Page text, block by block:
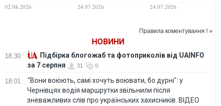
напрямків: є
02.08.2026
максимально
24.07.2026
на Україну -
24.07.2026
Правила коментування ! »
НОВИНИ
18:30
Підбірка блогожаб та фотоприколів від UAINFO
за 7 серпня
31 0
18:01
"Вони воюють, самі хочуть воювати, бо дурні": у
Чернівцях водія маршрутки звільнили після
зневажливих слів про українських захисників. ВІДЕО